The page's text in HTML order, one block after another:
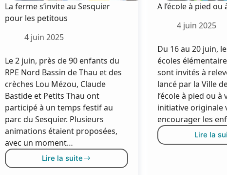
La ferme s’invite au Sesquier
pour les petitous
4 juin 2025
Le 2 juin, près de 90 enfants du
RPE Nord Bassin de Thau et des
crèches Lou Mézou, Claude
Bastide et Petits Thau ont
participé à un temps festif au
parc du Sesquier. Plusieurs
animations étaient proposées,
avec un moment…
Lire la suite
La
A l’école à pied ou
4 juin 2025
Du 16 au 20 juin,
écoles
sont invités à
lancé par la Ville
l’école à pied ou à
initiative originale
encourager les
Lire la A